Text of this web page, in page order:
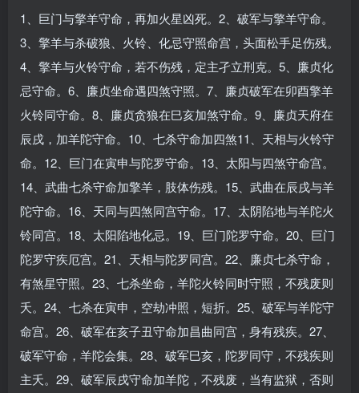
1、巨门与擎羊守命，再加火星凶死。2、破军与擎羊守命。
3、擎羊与杀破狼、火铃、化忌守照命宫，头面松手足伤残。
4、擎羊与火铃守命，若不伤残，定主孑立刑克。5、廉贞化
忌守命。6、廉贞坐命遇四煞守照。7、廉贞破军在卯酉擎羊
火铃同守命。8、廉贞贪狼在巳亥加煞守命。9、廉贞天府在
辰戌，加羊陀守命。10、七杀守命加四煞11、天相与火铃守
命。12、巨门在寅申与陀罗守命。13、太阳与四煞守命宫。
14、武曲七杀守命加擎羊，肢体伤残。15、武曲在辰戌与羊
陀守命。16、天同与四煞同宫守命。17、太阴陷地与羊陀火
铃同宫。18、太阳陷地化忌。19、巨门陀罗守命。20、巨门
陀罗守疾厄宫。21、天相与陀罗同宫。22、廉贞七杀守命，
有煞星守照。23、七杀坐命，羊陀火铃同时守照，不残废则
夭。24、七杀在寅申，空劫冲照，短折。25、破军与羊陀守
命宫。26、破军在亥子丑守命加昌曲同宫，身有残疾。27、
破军守命，羊陀会集。28、破军巳亥，陀罗同守，不残疾则
主夭。29、破军辰戌守命加羊陀，不残废，当有监狱，否则